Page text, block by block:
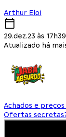
Arthur Eloi
29.dez.23 às 17h39
Atualizado há
Achados e
Ofertas